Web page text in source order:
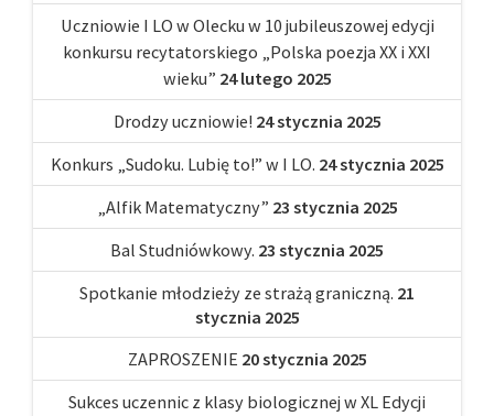
Uczniowie I LO w Olecku w 10 jubileuszowej edycji
konkursu recytatorskiego „Polska poezja XX i XXI
wieku” 24 lutego 2025
Drodzy uczniowie! 24 stycznia 2025
Konkurs „Sudoku. Lubię to!” w I LO. 24 stycznia 2025
„Alfik Matematyczny” 23 stycznia 2025
Bal Studniówkowy. 23 stycznia 2025
Spotkanie młodzieży ze strażą graniczną. 21
stycznia 2025
ZAPROSZENIE 20 stycznia 2025
Sukces uczennic z klasy biologicznej w XL Edycji